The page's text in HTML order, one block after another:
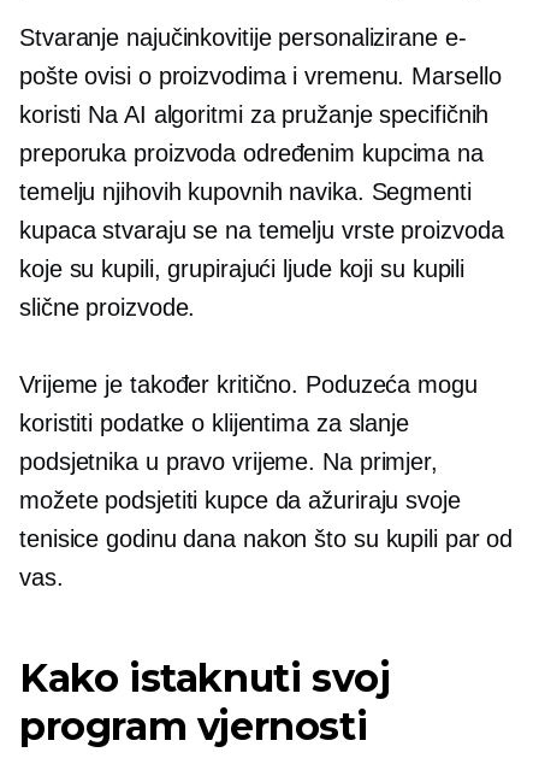
Stvaranje najučinkovitije personalizirane e-
pošte ovisi o proizvodima i vremenu. Marsello
koristi Na AI algoritmi za pružanje specifičnih
preporuka proizvoda određenim kupcima na
temelju njihovih kupovnih navika. Segmenti
kupaca stvaraju se na temelju vrste proizvoda
koje su kupili, grupirajući ljude koji su kupili
slične proizvode.
Vrijeme je također kritično. Poduzeća mogu
koristiti podatke o klijentima za slanje
podsjetnika u pravo vrijeme. Na primjer,
možete podsjetiti kupce da ažuriraju svoje
tenisice godinu dana nakon što su kupili par od
vas.
Kako istaknuti svoj
program vjernosti